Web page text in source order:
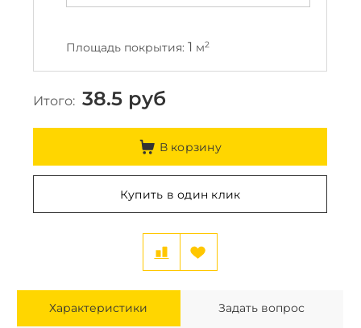
Площадь покрытия:1 м2
Итого: 38.5 руб
В корзину
Купить в один клик
Характеристики Задать вопрос